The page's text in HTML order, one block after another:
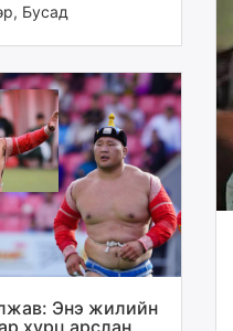
, Бусад
Энэ жилийн